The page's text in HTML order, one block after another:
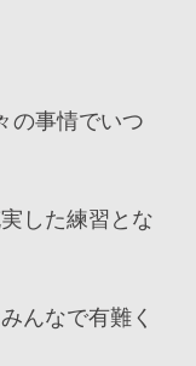
の事情でいつ
した練習とな
んなで有難く